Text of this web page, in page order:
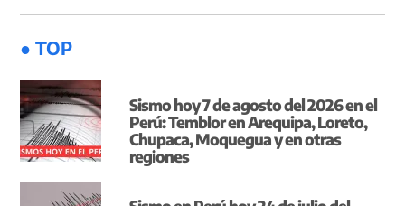
● TOP
Sismo hoy 7 de agosto del 2026 en el
Perú: Temblor en Arequipa, Loreto,
Chupaca, Moquegua y en otras
regiones